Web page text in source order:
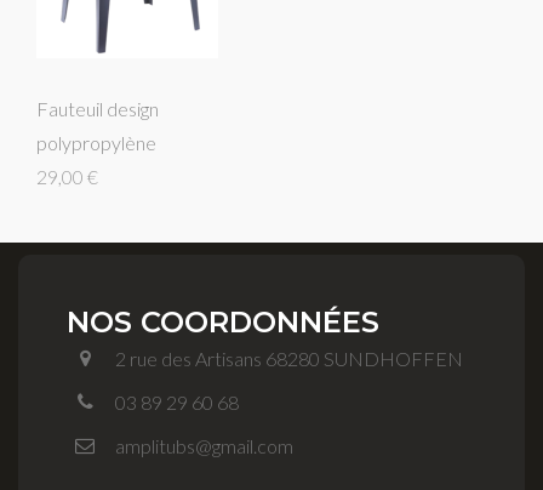
Fauteuil design
polypropylène
29,00 €
NOS COORDONNÉES
2 rue des Artisans 68280 SUNDHOFFEN
03 89 29 60 68
amplitubs@gmail.com